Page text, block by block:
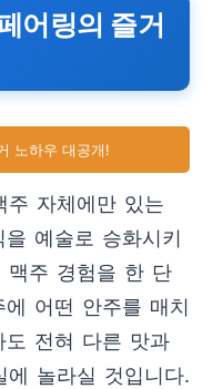
어링의 즐거
노하우 대공개!
주 자체에만 있는
예술로 승화시키
맥주 경험을 한 단
어떤 안주를 매치
도 전혀 다른 맛과
놀라실 것입니다.